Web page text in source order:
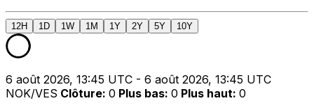
12H 1D 1W 1M 1Y 2Y 5Y 10Y
6 août 2026, 13:45 UTC - 6 août 2026, 13:45 UTC
NOK/VES Clôture: 0 Plus bas: 0 Plus haut: 0